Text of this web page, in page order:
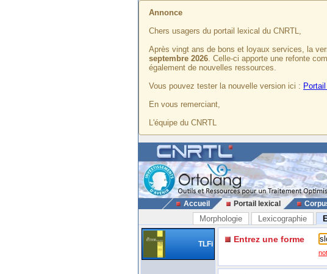
Annonce
Chers usagers du portail lexical du CNRTL,
Après vingt ans de bons et loyaux services, la
septembre 2026. Celle-ci apporte une refonte
également de nouvelles ressources.
Vous pouvez tester la nouvelle version ici :
En vous remerciant,
L'équipe du CNRTL
Accueil Portail lexical
Morphologie Lexicographie
TLFi Entrez une forme